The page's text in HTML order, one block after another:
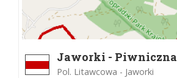
Jaworki - Piwniczna
Pol. Litawcowa - Jaworki